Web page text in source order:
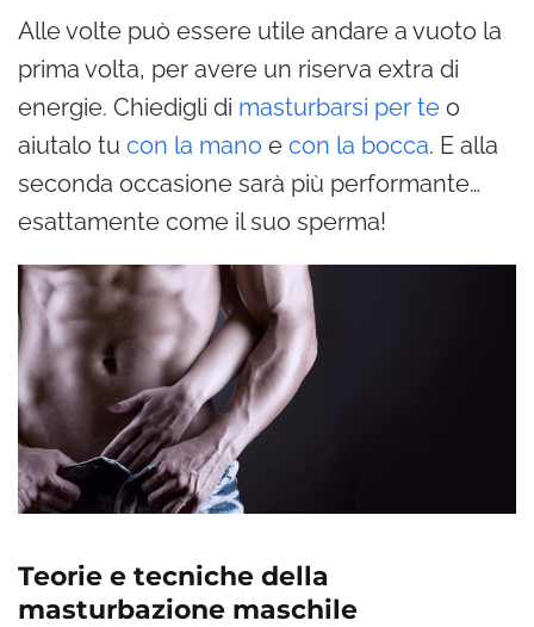
Alle volte può essere utile andare a vuoto la
prima volta, per avere un riserva extra di
energie. Chiedigli di masturbarsi per te o
aiutalo tu con la mano e con la bocca. E alla
seconda occasione sarà più performante…
esattamente come il suo sperma!
Teorie e tecniche della
masturbazione maschile